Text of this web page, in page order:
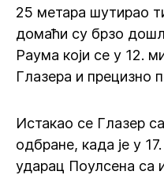
25 метара шутирао
домаћи су брзо
Раума који се у 12.
Глазера и прецизно
Истакао се Глазер
одбране, када је у
ударац Поулсена са